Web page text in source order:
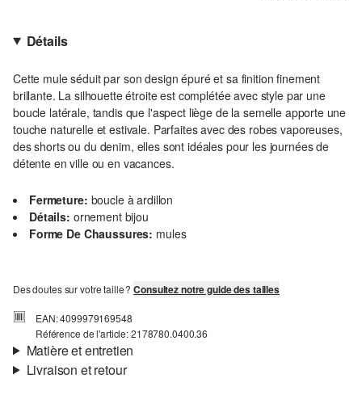
Détails
Cette mule séduit par son design épuré et sa finition finement
brillante. La silhouette étroite est complétée avec style par une
boucle latérale, tandis que l'aspect liège de la semelle apporte une
touche naturelle et estivale. Parfaites avec des robes vaporeuses,
des shorts ou du denim, elles sont idéales pour les journées de
détente en ville ou en vacances.
Fermeture: boucle à ardillon
Détails: ornement bijou
Forme De Chaussures: mules
Des doutes sur votre taille ?Consultez notre guide des tailles
EAN: 4099979169548
Référence de l'article: 2178780.0400.36
Matière et entretien
Livraison et retour